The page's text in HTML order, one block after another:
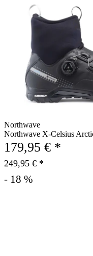
Northwave
Northwave X-Celsius
179,95 € *
249,95 € *
- 18 %